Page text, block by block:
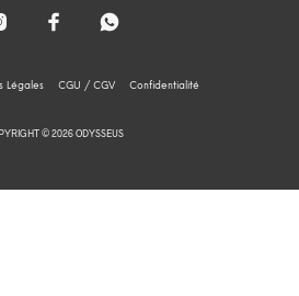
Légales CGU / CGV Confidentialité
© 2026 ODYSSEUS